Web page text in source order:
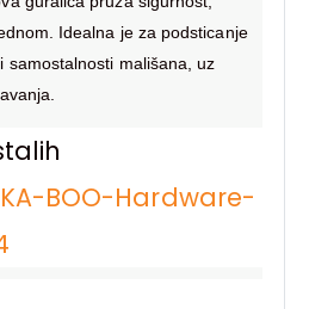
Idealna je za podsticanje
samostalnosti mališana, uz
BOO-Hardware-